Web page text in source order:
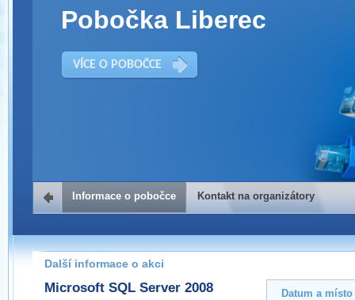
Pobočka Liberec
VÍCE O POBOČCE
Kontakt na organizátory
Pokud máte jakýkoliv dotaz na organizátory této akce,
prosím neváhejte nás kontaktovat na e-mailu:
liberec@wug.cz
Informace o pobočce Kontakt na organizátory
Další informace o akci
Microsoft SQL Server 2008 Datum a